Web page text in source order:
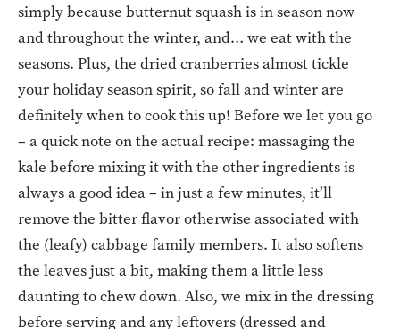
simply because butternut squash is in season now
and throughout the winter, and… we eat with the
seasons. Plus, the dried cranberries almost tickle
your holiday season spirit, so fall and winter are
definitely when to cook this up! Before we let you go
– a quick note on the actual recipe: massaging the
kale before mixing it with the other ingredients is
always a good idea – in just a few minutes, it’ll
remove the bitter flavor otherwise associated with
the (leafy) cabbage family members. It also softens
the leaves just a bit, making them a little less
daunting to chew down. Also, we mix in the dressing
before serving and any leftovers (dressed and